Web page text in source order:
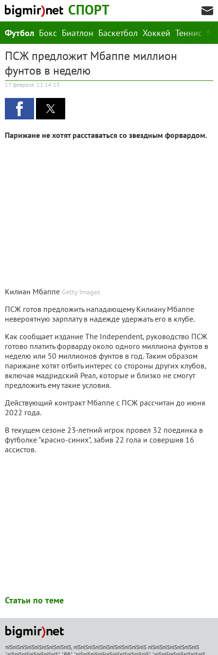
СПОРТ
Футбол Бокс Биатлон Баскетбол Хоккей Теннис
ПСЖ предложит Мбаппе миллион
фунтов в неделю
17 февраля '22 14:23
Парижане не хотят расставаться со звездным форвардом.
Килиан Мбаппе Getty Images
ПСЖ готов предложить нападающему Килиану Мбаппе
невероятную зарплату в надежде удержать его в клубе.
Как сообщает издание The Independent, руководство ПСЖ
готово платить форварду около одного миллиона фунтов в
неделю или 50 миллионов фунтов в год. Таким образом
парижане хотят отбить интерес со стороны других клубов,
включая мадридский Реал, которые и близко не смогут
предложить ему такие условия.
Действующий контракт Мбаппе с ПСЖ рассчитан до июня
2022 года.
В текущем сезоне 23-летний игрок провел 32 поединка в
футболке "красно-синих", забив 22 гола и совершив 16
ассистов.
Статьи по теме
пїЅпїЅпїЅпїЅпїЅпїЅпїЅпїЅпїЅ, пїЅпїЅпїЅпїЅпїЅпїЅпїЅпїЅпїЅпїЅ пїЅпїЅпїЅпїЅпїЅпїЅпїЅ